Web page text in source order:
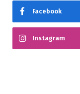
Facebook
Instagram